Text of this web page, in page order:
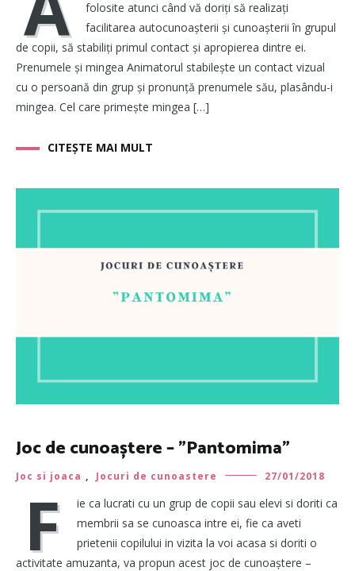
folosite atunci când vă doriți să realizați
facilitarea autocunoașterii și cunoașterii în grupul
de copii, să stabiliți primul contact și apropierea dintre ei.
Prenumele și mingea Animatorul stabilește un contact vizual
cu o persoană din grup și pronunță prenumele său, plasându-i
mingea. Cel care primește mingea […]
CITEȘTE MAI MULT
Joc de cunoaștere – ”Pantomima”
Joc si joaca , Jocuri de cunoastere 27/01/2018
F
ie ca lucrati cu un grup de copii sau elevi si doriti ca
membrii sa se cunoasca intre ei, fie ca aveti
prietenii copilului in vizita la voi acasa si doriti o
activitate amuzanta, va propun acest joc de cunoaștere –